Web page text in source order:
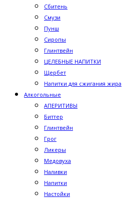
Сбитень
Смузи
Пунш
Сиропы
Глинтвейн
ЦЕЛЕБНЫЕ НАПИТКИ
Щербет
Напитки для сжигания жира
Алкогольные
АПЕРИТИВЫ
Биттер
Глинтвейн
Грог
Ликеры
Медовуха
Наливки
Напитки
Настойки